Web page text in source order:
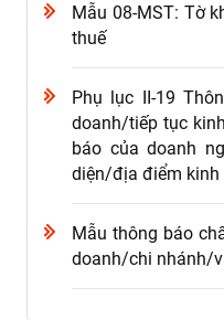
Mẫu 08-MST: Tờ
thuế
Phụ lục II-19
doanh/tiếp tục
báo của doanh
diện/địa điểm kinh
Mẫu thông báo
doanh/chi nhánh/